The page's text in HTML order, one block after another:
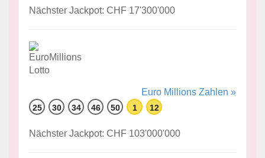
Nächster Jackpot: CHF 17'300'000
Euro Millions Zahlen »
25 30 34 46 50 1 12
Nächster Jackpot: CHF 103'000'000